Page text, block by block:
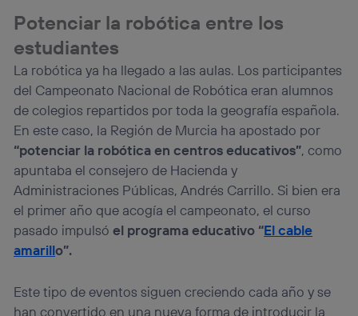
Potenciar la robótica entre los
estudiantes
La robótica ya ha llegado a las aulas. Los participantes
del Campeonato Nacional de Robótica eran alumnos
de colegios repartidos por toda la geografía española.
En este caso, la Región de Murcia ha apostado por
“potenciar la robótica en centros educativos”, como
apuntaba el consejero de Hacienda y
Administraciones Públicas, Andrés Carrillo. Si bien era
el primer año que acogía el campeonato, el curso
pasado impulsóel programa educativo “El cable
amarillo”.
Este tipo de eventos siguen creciendo cada año y se
han convertido en una nueva forma de introducir la